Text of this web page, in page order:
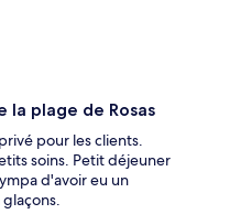
la plage de Rosas
pour les clients.
soins. Petit déjeuner
d'avoir eu un